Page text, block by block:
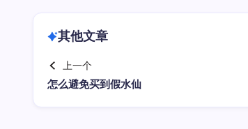
其他文章
上一个
怎么避免买到假水仙